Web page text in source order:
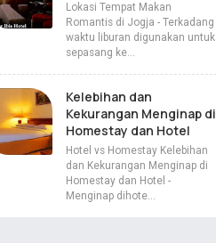
Lokasi Tempat Makan
Romantis di Jogja - Terkadang
waktu liburan digunakan untuk
sepasang ke…
Kelebihan dan
Kekurangan Menginap di
Homestay dan Hotel
Hotel vs Homestay Kelebihan
dan Kekurangan Menginap di
Homestay dan Hotel -
Menginap dihote…